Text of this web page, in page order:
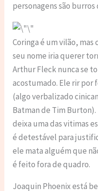
personagens são burros
Coringa é um vilão,
seu nome iria querer
Arthur Fleck nunca se
acostumado. Ele rir por
(algo verbalizado
Batman de Tim
deixa uma das vitimas
é detestável para
ele mata alguém que
é feito fora de quadro.
Joaquin Phoenix está